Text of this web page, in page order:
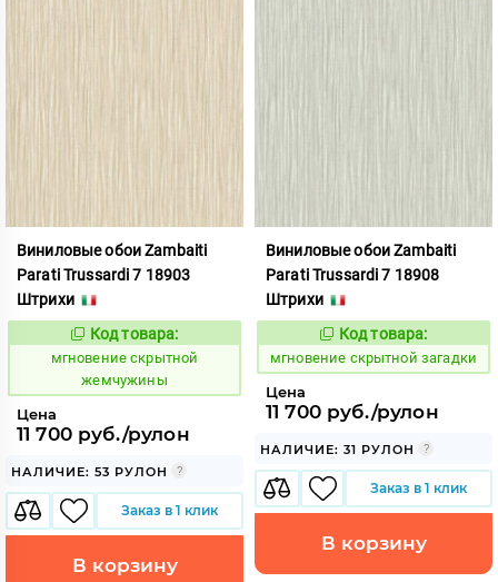
Виниловые обои Zambaiti
Parati Trussardi 7 18903
Штрихи
948776
Код товара:
мгновение скрытной
жемчужины
Цена
11 700 руб./рулон
НАЛИЧИЕ: 53 РУЛОН
Заказ в 1 клик
В корзину
Виниловые обои Zambaiti
Parati Trussardi 7 18908
Штрихи
948777
Код товара:
мгновение скрытной загадки
Цена
11 700 руб./рулон
НАЛИЧИЕ: 31 РУЛОН
Заказ в 1 клик
В корзину